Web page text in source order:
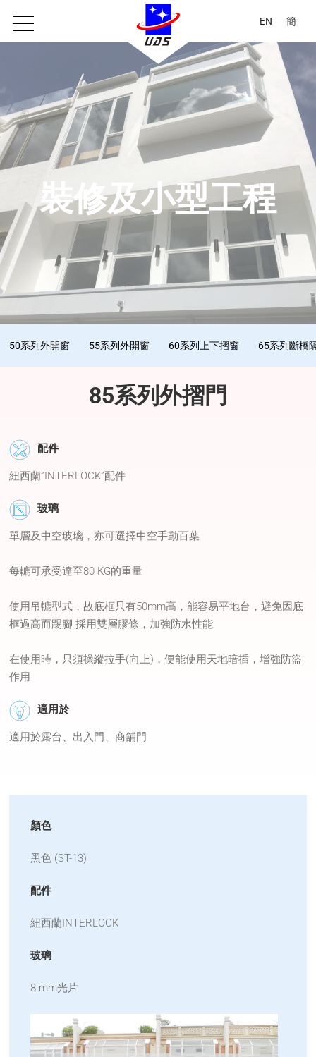
EN 簡
裝修及小型工程
50系列外開窗 55系列外開窗 60系列上下摺窗 65系列斷橋
85系列外摺門
配件
紐西蘭”INTERLOCK”配件
玻璃
單層及中空玻璃，亦可選擇中空手動百葉
每轆可承受達至80 KG的重量
使用吊轆型式，故底框只有50mm高，能容易平地台，避免因底
框過高而踢腳 採用雙層膠條，加強防水性能
在使用時，只須操縱拉手(向上)，便能使用天地暗插，增強防盜
作用
適用於
適用於露台、出入門、商舖門
顏色
黑色 (ST-13)
配件
紐西蘭INTERLOCK
玻璃
8 mm光片